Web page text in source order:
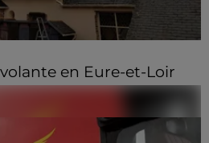
en Eure-et-Loir